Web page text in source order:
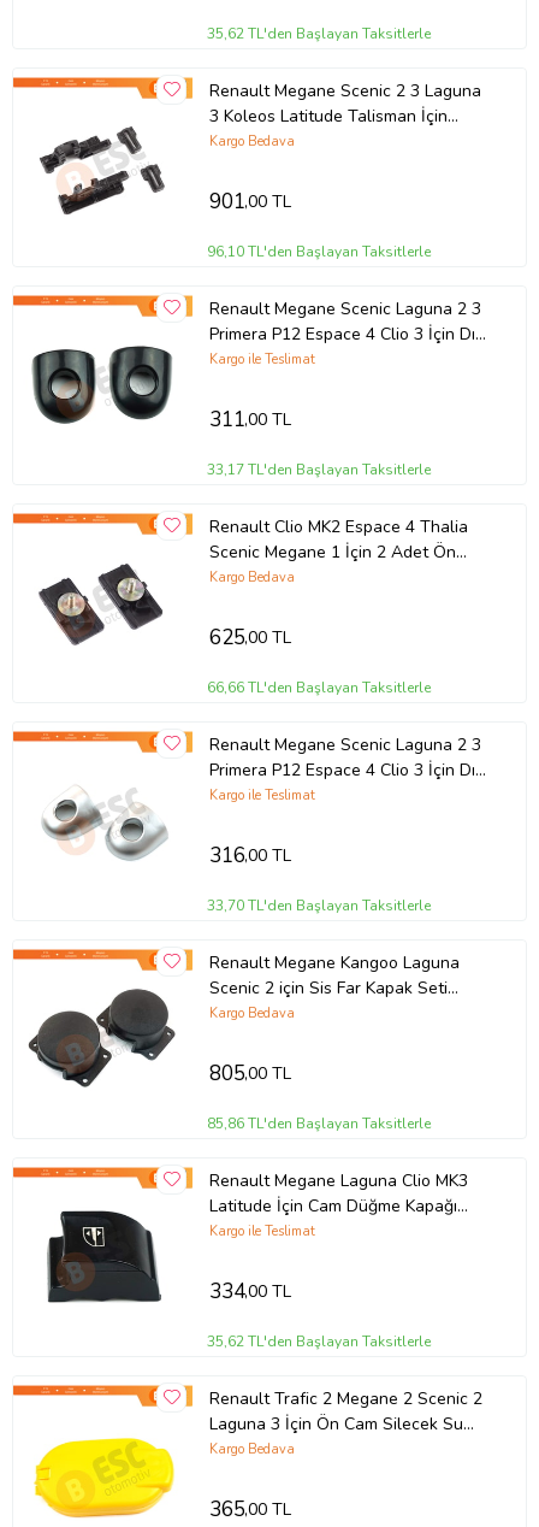
35,62 TL'den Başlayan Taksitlerle
Renault Megane Scenic 2 3 Laguna
3 Koleos Latitude Talisman İçin
Sunroof Tavan Kızak Klips Seti
Kargo Bedava
901,00 TL
96,10 TL'den Başlayan Taksitlerle
Renault Megane Scenic Laguna 2 3
Primera P12 Espace 4 Clio 3 İçin Dış
Kapı Delikli Şifre Kapak Seti
Kargo ile Teslimat
311,00 TL
33,17 TL'den Başlayan Taksitlerle
Renault Clio MK2 Espace 4 Thalia
Scenic Megane 1 İçin 2 Adet Ön
Çamurluk Tespit Bağlantı Klipsi
Kargo Bedava
625,00 TL
66,66 TL'den Başlayan Taksitlerle
Renault Megane Scenic Laguna 2 3
Primera P12 Espace 4 Clio 3 İçin Dış
Kapı Delikli Şifre Kapağı Seti
Kargo ile Teslimat
316,00 TL
33,70 TL'den Başlayan Taksitlerle
Renault Megane Kangoo Laguna
Scenic 2 için Sis Far Kapak Seti
7701208643
Kargo Bedava
805,00 TL
85,86 TL'den Başlayan Taksitlerle
Renault Megane Laguna Clio MK3
Latitude İçin Cam Düğme Kapağı
809610006R
Kargo ile Teslimat
334,00 TL
35,62 TL'den Başlayan Taksitlerle
Renault Trafic 2 Megane 2 Scenic 2
Laguna 3 İçin Ön Cam Silecek Su
Depo Kapağı 8200226894
Kargo Bedava
365,00 TL